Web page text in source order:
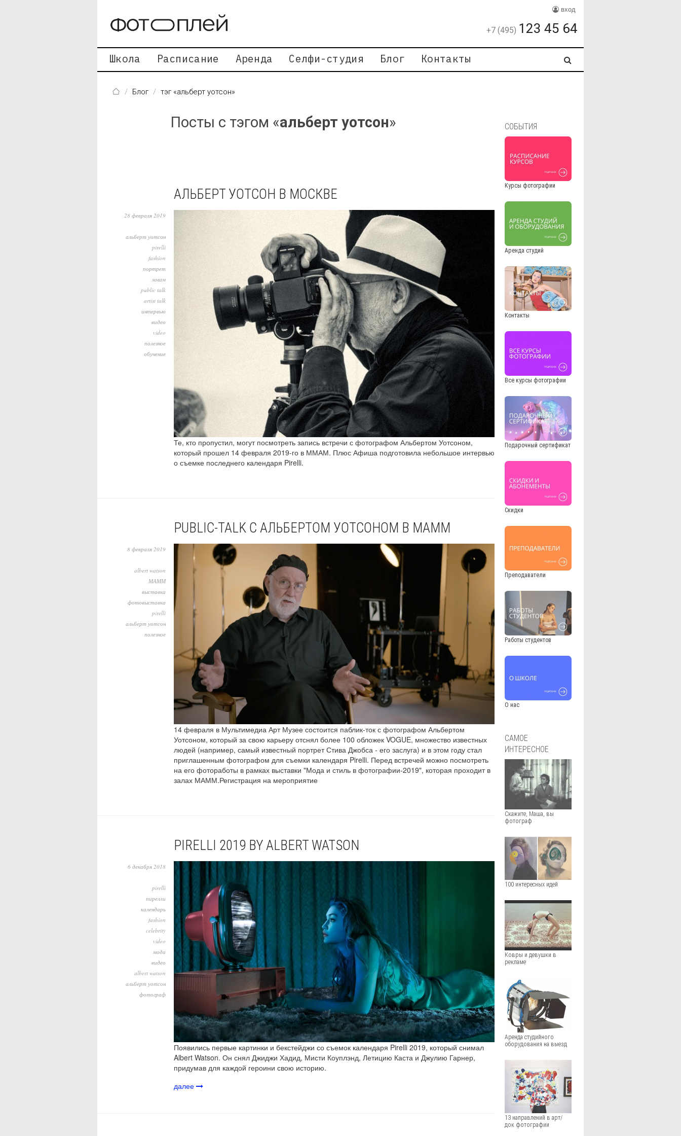
вход
+7 (495) 123 45 64
Школа Расписание Аренда Селфи-студия Блог Контакты
Блог тэг «альберт уотсон»
Посты с тэгом «альберт уотсон»
АЛЬБЕРТ УОТСОН В МОСКВЕ
28 февраля 2019
альберт уотсон
pirelli
fashion
портрет
ммам
public talk
artist talk
интервью
видео
video
полезное
обучение
Те, кто пропустил, могут посмотреть запись встречи с фотографом Альбертом Уотсоном,
который прошел 14 февраля 2019-го в ММАМ. Плюс Афиша подготовила небольшое интервью
о съемке последнего календаря Pirelli.
PUBLIС-TALK С АЛЬБЕРТОМ УОТСОНОМ В МАММ
8 февраля 2019
albert watson
МАММ
выставка
фотовыставка
pirelli
альберт уотсон
полезное
14 февраля в Мультимедиа Арт Музее состоится паблик-ток с фотографом Альбертом
Уотсоном, который за свою карьеру отснял более 100 обложек VOGUE, множество известных
людей (например, самый известный портрет Стива Джобса - его заслуга) и в этом году стал
приглашенным фотографом для съемки календаря Pirelli. Перед встречей можно посмотреть
на его фотоработы в рамках выставки "Мода и стиль в фотографии-2019", которая проходит в
залах МАММ.Регистрация на мероприятие
PIRELLI 2019 BY ALBERT WATSON
6 декабря 2018
pirelli
пирелли
календарь
fashion
celebrity
video
мода
видео
albert watson
альберт уотсон
фотограф
Появились первые картинки и бекстейджи со съемок календаря Pirelli 2019, который снимал
Albert Watson. Он снял Джиджи Хадид, Мисти Коуплэнд, Летицию Каста и Джулию Гарнер,
придумав для каждой героини свою историю.
далее
СОБЫТИЯ
Курсы фотографии
Аренда студий
Контакты
Все курсы фотографии
Подарочный сертификат
Скидки
Преподаватели
Работы студентов
О нас
САМОЕ
ИНТЕРЕСНОЕ
Скажите, Маша, вы
фотограф
100 интересных идей
Ковры и девушки в
рекламе
Аренда студийного
оборудования на выезд
13 направлений в арт/
док фотографии